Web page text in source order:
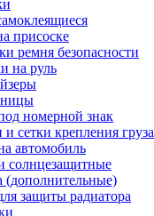
присоске
ремня безопасности
на руль
номерной знак
сетки крепления груза
автомобиль
солнцезащитные
(дополнительные)
защиты радиатора